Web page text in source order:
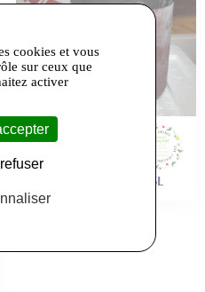
Sarl Sur L'etagere Du Haut
Sorbet CERISE pot 0,5L
cookies et vous
sur ceux que
activer